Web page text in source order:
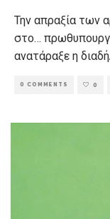
Την απραξία των
στο…
ανατάραξε η
0 COMMENTS 0